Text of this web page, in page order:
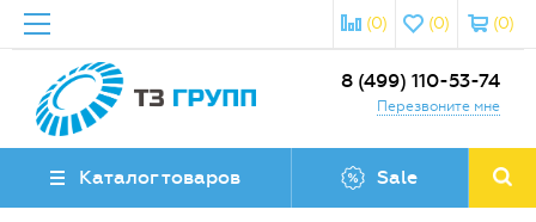
(0)
(0)
(0)
8 (499) 110-53-74
Перезвоните мне
Каталог товаров Sale